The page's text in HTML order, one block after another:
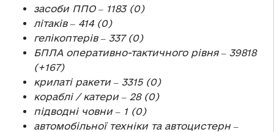
засоби ППО ‒ 1183 (0)
літаків ‒ 414 (0)
гелікоптерів ‒ 337 (0)
БПЛА оперативно-тактичного рівня ‒ 39818
(+167)
крилаті ракети ‒ 3315 (0)
кораблі / катери ‒ 28 (0)
підводні човни ‒ 1 (0)
автомобільної техніки та автоцистерн ‒